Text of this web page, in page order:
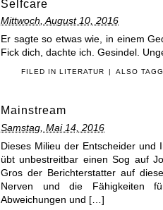
Selfcare
Mittwoch, August 10, 2016
Er sagte so etwas wie, in einem
Fick dich, dachte ich. Gesindel.
FILED IN LITERATUR | ALSO
Mainstream
Samstag, Mai 14, 2016
Dieses Milieu der Entscheider und
übt unbestreitbar einen Sog auf
Gros der Berichterstatter auf
Nerven und die Fähigkeiten
Abweichungen und […]